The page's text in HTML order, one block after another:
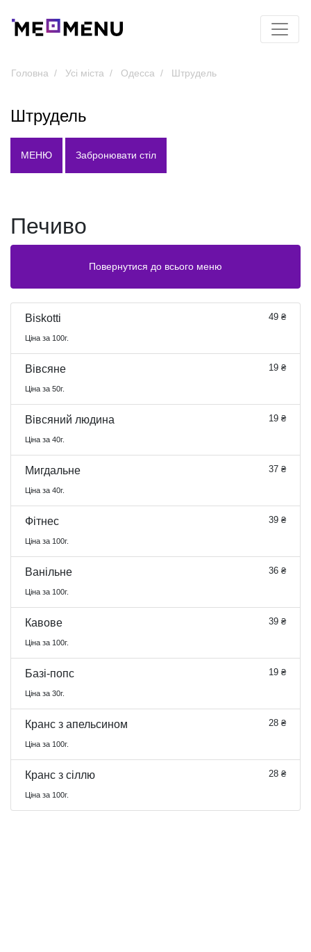
Головна Усі міста Одесса Штрудель
Штрудель
МЕНЮ Забронювати стіл
Печиво
Biskotti 49 ₴
Ціна за 100г.
Вівсяне 19 ₴
Ціна за 50г.
Вівсяний людина 19 ₴
Ціна за 40г.
Мигдальне 37 ₴
Ціна за 40г.
Фітнес 39 ₴
Ціна за 100г.
Ванільне 36 ₴
Ціна за 100г.
Кавове 39 ₴
Ціна за 100г.
Базі-попс 19 ₴
Ціна за 30г.
Кранс з апельсином 28 ₴
Ціна за 100г.
Кранс з сіллю 28 ₴
Ціна за 100г.
Повернутися до всього меню